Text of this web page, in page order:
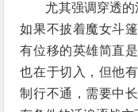
尤其强调穿透
如果不披着魔女斗
有位移的英雄简直
也在于切入，但他
制行不通，需要中